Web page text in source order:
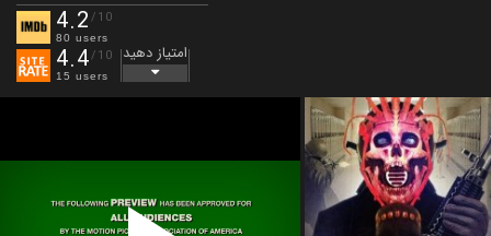
4.2 /10
80 users
4.4/10
15 users
امتیاز دهید